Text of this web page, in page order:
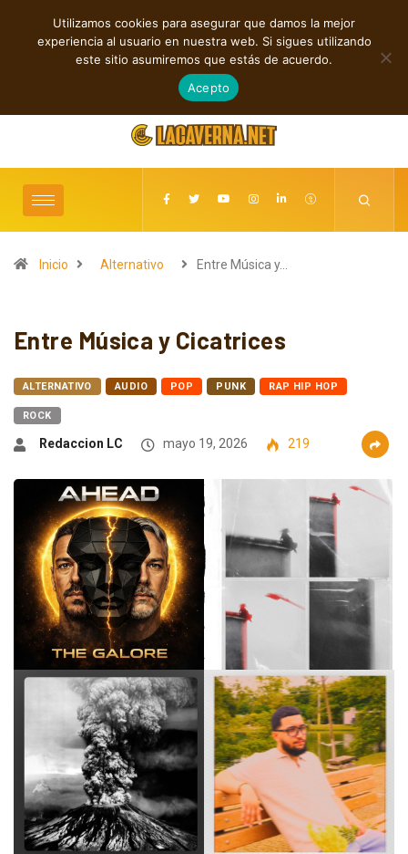
TENDENCIAS
Rock, folk e indie: cuatro estrenos independientes por descubrir
agosto 7, 2026
Inicio Alternativo Entre Música y…
Entre Música y Cicatrices
ALTERNATIVO AUDIO POP PUNK RAP HIP HOP
ROCK
Redaccion LC mayo 19, 2026 219
Utilizamos cookies para asegurar que damos la mejor
experiencia al usuario en nuestra web. Si sigues utilizando
este sitio asumiremos que estás de acuerdo.
Acepto